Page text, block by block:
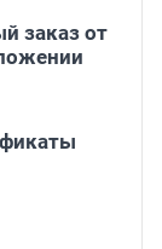
заказ от